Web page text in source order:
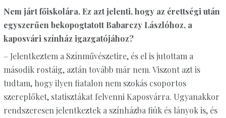
Nem járt főiskolára. Ez azt jelenti, hogy az érettségi után
egyszerűen bekopogtatott Babarczy Lászlóhoz, a
kaposvári színház igazgatójához?
– Jelentkeztem a Színművészetire, és el is jutottam a
második rostáig, aztán tovább már nem. Viszont azt is
tudtam, hogy ilyen fiatalon nem szokás csoportos
szereplőket, statisztákat felvenni Kaposvárra. Ugyanakkor
rendszeresen jelentkeztek a színházba fiúk és lányok is, és